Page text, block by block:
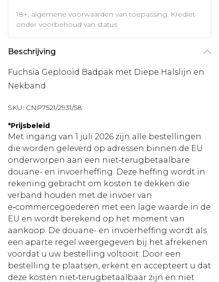
18+, algemene voorwaarden van toepassing. Krediet
onder voorbehoud van status
Beschrijving
Fuchsia Geplooid Badpak met Diepe Halslijn en
Nekband
SKU: CNP7521/2931/58
*Prijsbeleid
Met ingang van 1 juli 2026 zijn alle bestellingen
die worden geleverd op adressen binnen de EU
onderworpen aan een niet‑terugbetaalbare
douane- en invoerheffing. Deze heffing wordt in
rekening gebracht om kosten te dekken die
verband houden met de invoer van
e‑commercegoederen met een lage waarde in de
EU en wordt berekend op het moment van
aankoop. De douane- en invoerheffing wordt als
een aparte regel weergegeven bij het afrekenen
voordat u uw bestelling voltooit. Door een
bestelling te plaatsen, erkent en accepteert u dat
deze kosten niet‑terugbetaalbaar zijn en niet